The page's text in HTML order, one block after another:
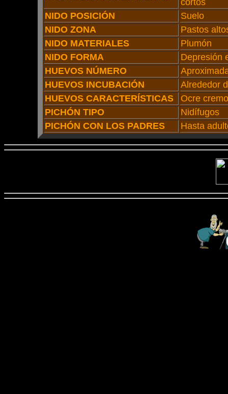
cortos
NIDO POSICIÓN
Suelo
NIDO ZONA
Pastos
NIDO MATERIALES
Plumón
NIDO FORMA
Depresión
HUEVOS NÚMERO
HUEVOS INCUBACIÓN
Alrededor
HUEVOS CARACTERÍSTICAS
Ocre
PICHÓN TIPO
Nidífugos
PICHÓN CON LOS PADRES
Hasta